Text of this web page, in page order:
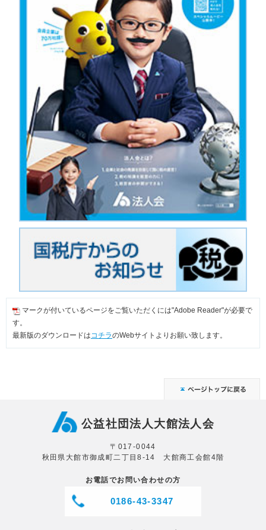
マークが付いているページをご覧いただくには"Adobe Reader"が必要で
す。
最新版のダウンロードはコチラのWebサイトよりお願い致します。
公益社団法人大館法人会
〒017-0044
秋田県大館市御成町二丁目8-14 大館商工会館4階
お電話でお問い合わせの方
0186-43-3347